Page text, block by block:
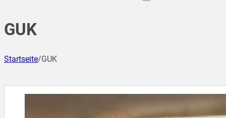
GUK
Startseite/GUK